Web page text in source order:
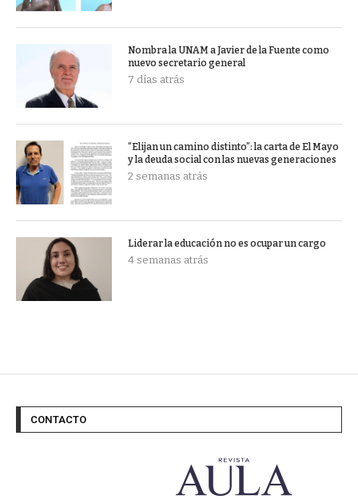
Nombra la UNAM a Javier de la Fuente como
nuevo secretario general
7 días atrás
“Elijan un camino distinto”: la carta de El Mayo
y la deuda social con las nuevas generaciones
2 semanas atrás
Liderar la educación no es ocupar un cargo
4 semanas atrás
CONTACTO